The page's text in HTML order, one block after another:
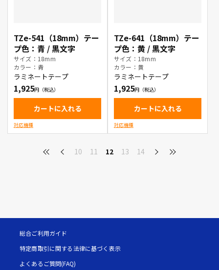
TZe-541（18mm）テー
プ色：青 / 黒文字
サイズ：18mm
カラー：青
ラミネートテープ
1,925
カートに入れる
対応機種
TZe-641（18mm）テー
プ色：黄 / 黒文字
サイズ：18mm
カラー：黄
ラミネートテープ
1,925
カートに入れる
対応機種
10 11 12 13 14
総合ご利用ガイド
特定商取引に関する法律に基づく表示
よくあるご質問(FAQ)